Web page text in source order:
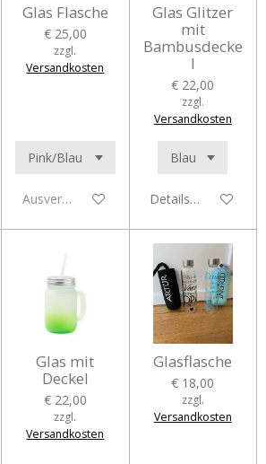
Glas Flasche
€ 25,00
zzgl.
Versandkosten
Ausverkauft
Glas Glitzer
mit
Bambusdecke
l
€ 22,00
zzgl.
Versandkosten
Details anzeigen
Glas mit
Deckel
€ 22,00
zzgl.
Versandkosten
Glasflasche
€ 18,00
zzgl.
Versandkosten